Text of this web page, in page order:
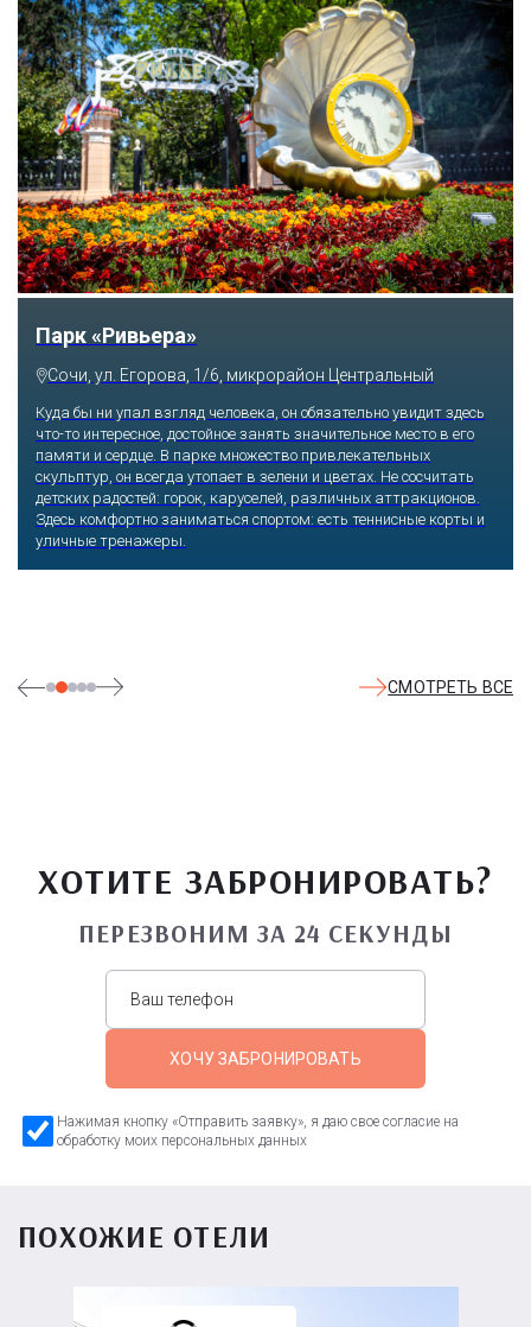
Аквапарк «АКВАЛОО»
Сочи, ул. Декабристов, 78б
Градусы веселья в любое время года повысят экстремальные
горки, анимационные программы и пенные дискотеки. Добавят
жару SPA-зоны с джакузи и саунами, баня с эффектом соляной
комнаты. Никто не откажется поплавать в бассейнах с теплой
морской водой, испытать эффект гидромассажных водопадов.
Малыши могут безопасно плескаться в детском бассейне.
СМОТРЕТЬ ВСЕ
ХОТИТЕ ЗАБРОНИРОВАТЬ?
ПЕРЕЗВОНИМ ЗА 24 СЕКУНДЫ
ХОЧУ ЗАБРОНИРОВАТЬ
Нажимая кнопку «Отправить заявку», я даю свое согласие на
обработку моих персональных данных
ПОХОЖИЕ ОТЕЛИ